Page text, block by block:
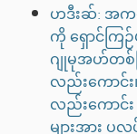
ဟဒီးဆ်: အက
ကို ရှောင်ကြ
ဂျုမုအဟ်တ
လည်းကောင်
လည်းကောင်
များအား